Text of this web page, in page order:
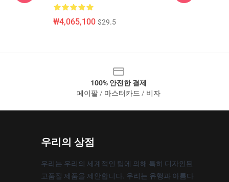
₩4,065,100 $29.5
100% 안전한 결제
페이팔 / 마스터카드 / 비자
우리의 상점
우리는 우리의 세계적인 팀에 의해 특히 디자인된
고품질 제품을 제안합니다. 우리는 유행과 아름다